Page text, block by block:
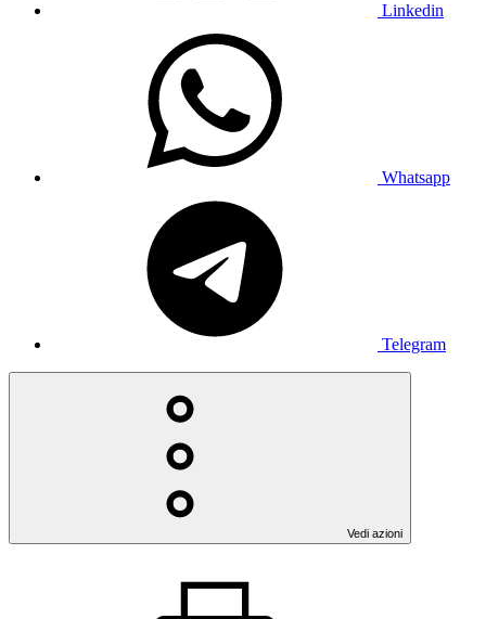
Linkedin
Whatsapp
Telegram
Vedi azioni